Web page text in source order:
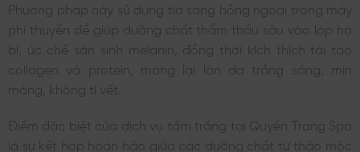
Phương pháp này sử dụng tia sáng hồng ngoại trong máy
phi thuyền để giúp dưỡng chất thẩm thấu sâu vào lớp hạ
bì, ức chế sản sinh melanin, đồng thời kích thích tái tạo
collagen và protein, mang lại làn da trắng sáng, mịn
màng, không tì vết.
Điểm đặc biệt của dịch vụ tắm trắng tại Quyền Trang Spa
là sự kết hợp hoàn hảo giữa các dưỡng chất từ thảo mộc